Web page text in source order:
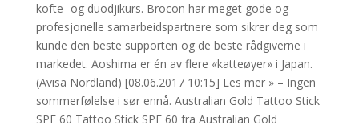
kofte- og duodjikurs. Brocon har meget gode og
profesjonelle samarbeidspartnere som sikrer deg som
kunde den beste supporten og de beste rådgiverne i
markedet. Aoshima er én av flere «katteøyer» i Japan.
(Avisa Nordland) [08.06.2017 10:15] Les mer » – Ingen
sommerfølelse i sør ennå. Australian Gold Tattoo Stick
SPF 60 Tattoo Stick SPF 60 fra Australian Gold